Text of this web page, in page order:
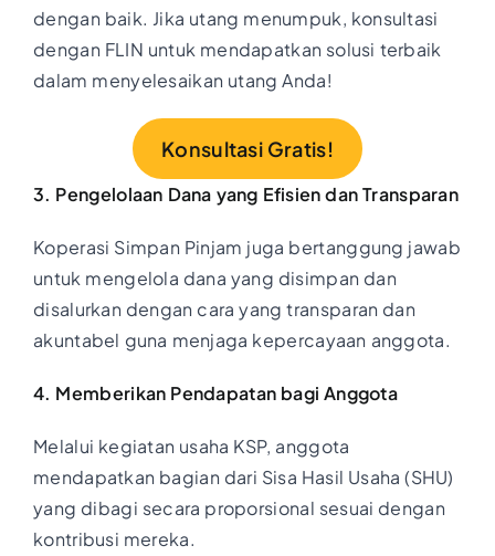
dengan baik. Jika utang menumpuk, konsultasi
dengan FLIN untuk mendapatkan solusi terbaik
dalam menyelesaikan utang Anda!
Konsultasi Gratis!
3. Pengelolaan Dana yang Efisien dan Transparan
Koperasi Simpan Pinjam juga bertanggung jawab
untuk mengelola dana yang disimpan dan
disalurkan dengan cara yang transparan dan
akuntabel guna menjaga kepercayaan anggota.
4. Memberikan Pendapatan bagi Anggota
Melalui kegiatan usaha KSP, anggota
mendapatkan bagian dari Sisa Hasil Usaha (SHU)
yang dibagi secara proporsional sesuai dengan
kontribusi mereka.